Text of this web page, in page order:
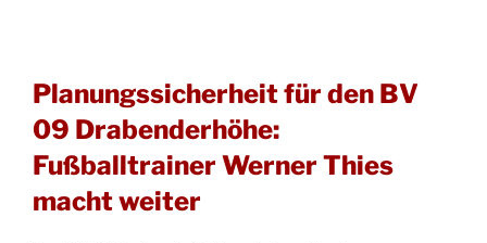
Planungssicherheit für den BV
09 Drabenderhöhe:
Fußballtrainer Werner Thies
macht weiter